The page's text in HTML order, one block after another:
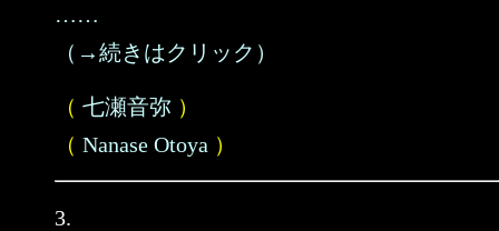
……
（→続きはクリック）
（ 七瀬音弥 ）
（ Nanase Otoya ）
3.